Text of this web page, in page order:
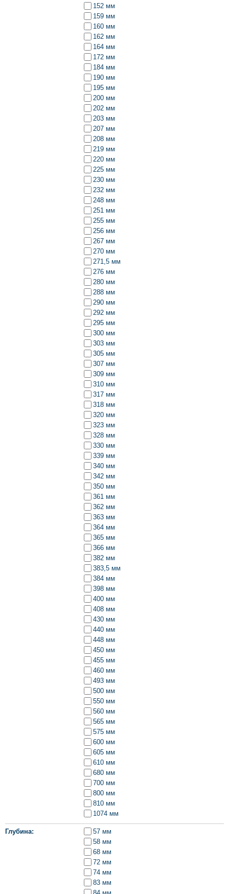
152 мм
159 мм
160 мм
162 мм
164 мм
172 мм
184 мм
190 мм
195 мм
200 мм
202 мм
203 мм
207 мм
208 мм
219 мм
220 мм
225 мм
230 мм
232 мм
248 мм
251 мм
255 мм
256 мм
267 мм
270 мм
271,5 мм
276 мм
280 мм
288 мм
290 мм
292 мм
295 мм
300 мм
303 мм
305 мм
307 мм
309 мм
310 мм
317 мм
318 мм
320 мм
323 мм
328 мм
330 мм
339 мм
340 мм
342 мм
350 мм
361 мм
362 мм
363 мм
364 мм
365 мм
366 мм
382 мм
383,5 мм
384 мм
398 мм
400 мм
408 мм
430 мм
440 мм
448 мм
450 мм
455 мм
460 мм
493 мм
500 мм
550 мм
560 мм
565 мм
575 мм
600 мм
605 мм
610 мм
680 мм
700 мм
800 мм
810 мм
1074 мм
Глубина
57 мм
58 мм
68 мм
72 мм
74 мм
83 мм